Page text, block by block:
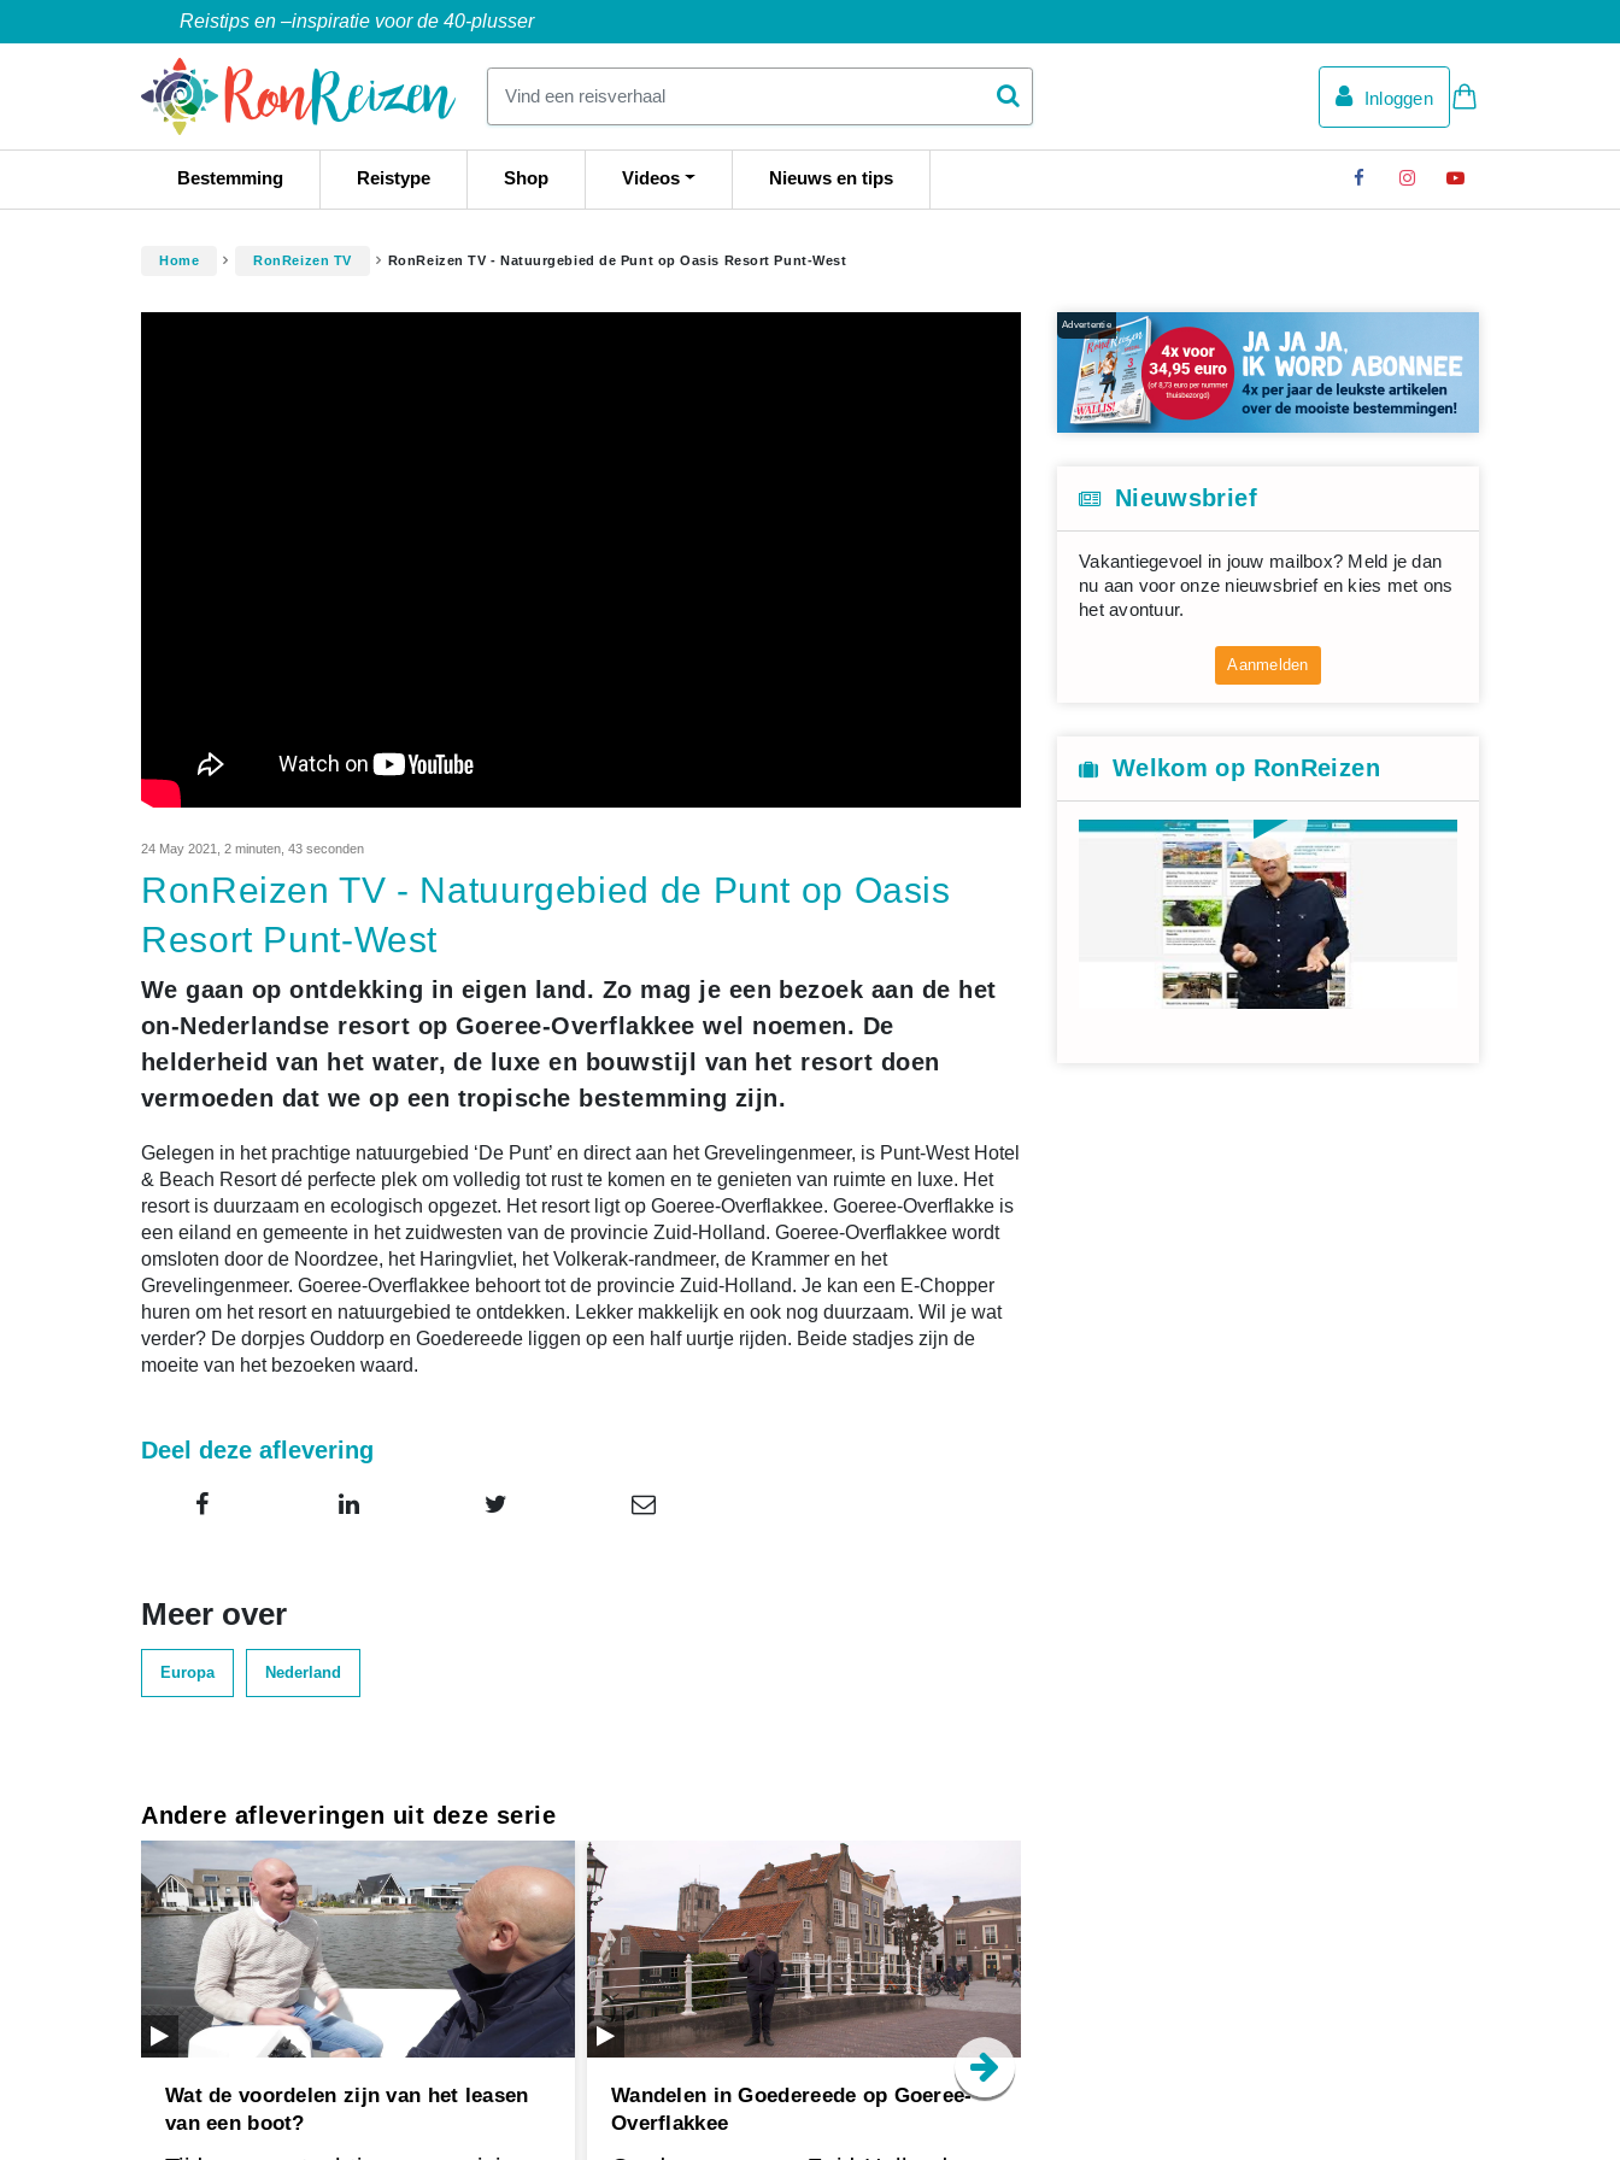
Reistips en –inspiratie voor de 40-plusser
Inloggen
Bestemming Reistype Shop Videos Nieuws en tips
Home RonReizen TV RonReizen TV - Natuurgebied de Punt op Oasis Resort Punt-West
24 May 2021 2 minuten, 43 seconden
RonReizen TV - Natuurgebied de Punt op Oasis
Resort Punt-West
We gaan op ontdekking in eigen land. Zo mag je een bezoek aan de het
on-Nederlandse resort op Goeree-Overflakkee wel noemen. De
helderheid van het water, de luxe en bouwstijl van het resort doen
vermoeden dat we op een tropische bestemming zijn.
Gelegen in het prachtige natuurgebied ‘De Punt’ en direct aan het Grevelingenmeer, is Punt-West Hotel
& Beach Resort dé perfecte plek om volledig tot rust te komen en te genieten van ruimte en luxe. Het
resort is duurzaam en ecologisch opgezet. Het resort ligt op Goeree-Overflakkee. Goeree-Overflakke is
een eiland en gemeente in het zuidwesten van de provincie Zuid-Holland. Goeree-Overflakkee wordt
omsloten door de Noordzee, het Haringvliet, het Volkerak-randmeer, de Krammer en het
Grevelingenmeer. Goeree-Overflakkee behoort tot de provincie Zuid-Holland. Je kan een E-Chopper
huren om het resort en natuurgebied te ontdekken. Lekker makkelijk en ook nog duurzaam. Wil je wat
verder? De dorpjes Ouddorp en Goedereede liggen op een half uurtje rijden. Beide stadjes zijn de
moeite van het bezoeken waard.
Deel deze aflevering
Meer over
Europa Nederland
Andere afleveringen uit deze serie
Wat de voordelen zijn van het leasen
van een boot?
Wandelen in Goedereede op Goeree-
Overflakkee
Advertentie
Nieuwsbrief
Vakantiegevoel in jouw mailbox? Meld je dan
nu aan voor onze nieuwsbrief en kies met ons
het avontuur.
Aanmelden
Welkom op RonReizen